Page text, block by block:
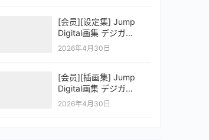
[会员][设定集] Jump
Digital画集 デジガ
CLAYMORE 2
2026年4月30日
[会员][插画集] Jump
Digital画集 デジガ
CLAYMORE 1
2026年4月30日